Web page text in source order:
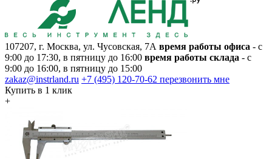
107207, г. Москва, ул. Чусовская, 7А время работы офиса - с
9:00 до 17:30, в пятницу до 16:00 время работы склада - с
9:00 до 16:00, в пятницу до 15:00
zakaz@instrland.ru +7 (495) 120-70-62 перезвонить мне
Купить в 1 клик
+